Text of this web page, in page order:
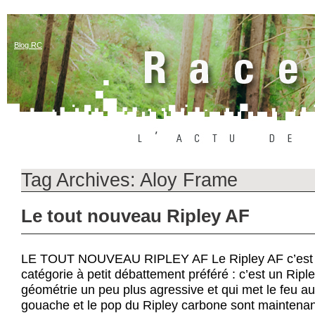
Blog RC
Tag Archives: Aloy Frame
Le tout nouveau Ripley AF
LE TOUT NOUVEAU RIPLEY AF Le Ripley AF
catégorie à petit débattement préféré : c’est un
géométrie un peu plus agressive et qui met le feu
gouache et le pop du Ripley carbone sont